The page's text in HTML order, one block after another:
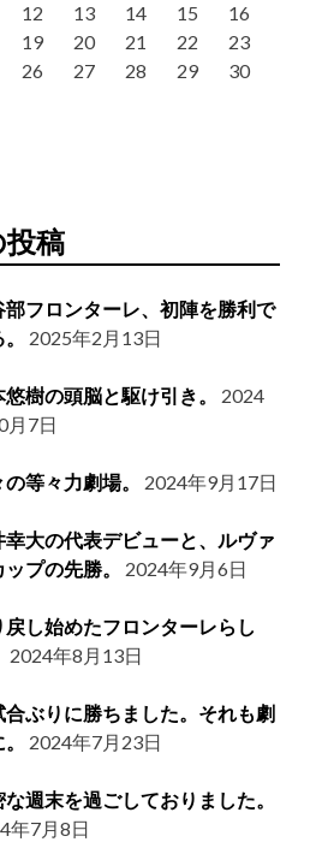
12 13 14 15
16
19 20 21 22
23
26 27 28 29
30
稿
部フロンターレ、初陣を勝利で
2025年2月13日
悠樹の頭脳と駆け引き。
2024
月7日
等々力劇場。 2024年9月17日
幸大の代表デビューと、ルヴァ
ップの先勝。
2024年9月6日
戻し始めたフロンターレらし
2024年8月13日
合ぶりに勝ちました。それも劇
2024年7月23日
な週末を過ごしておりました。
年7月8日